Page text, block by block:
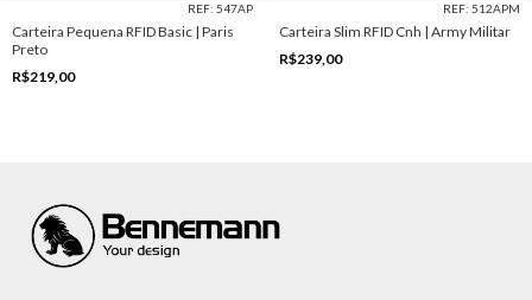
REF: 547AP
Carteira Pequena RFID Basic | Paris
Preto
R$219,00
REF: 512APM
Carteira Slim RFID Cnh | Army Militar
R$239,00